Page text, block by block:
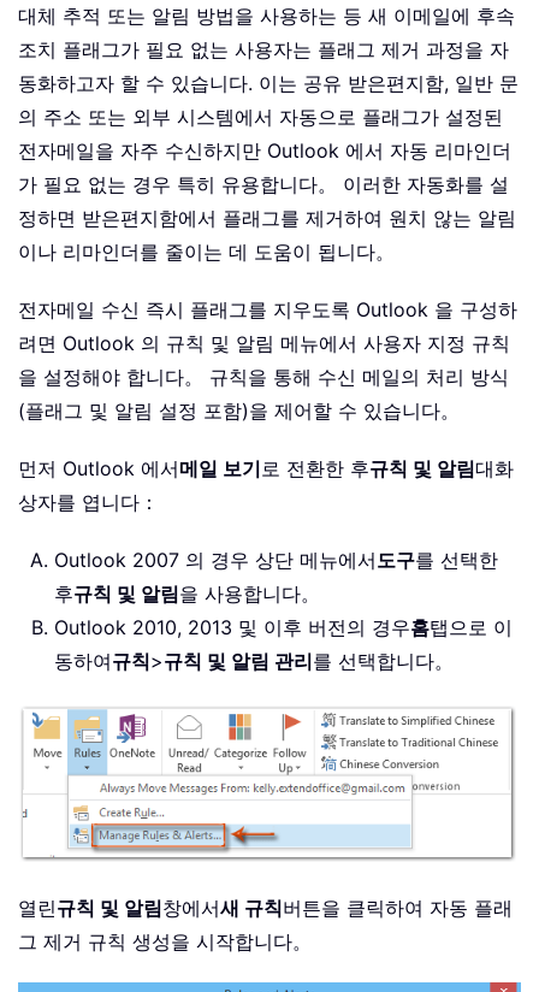
대체 추적 또는 알림 방법을 사용하는 등 새 이메일에 후속
조치 플래그가 필요 없는 사용자는 플래그 제거 과정을 자
동화하고자 할 수 있습니다. 이는 공유 받은편지함, 일반 문
의 주소 또는 외부 시스템에서 자동으로 플래그가 설정된
전자메일을 자주 수신하지만 Outlook 에서 자동 리마인더
가 필요 없는 경우 특히 유용합니다。 이러한 자동화를 설
정하면 받은편지함에서 플래그를 제거하여 원치 않는 알림
이나 리마인더를 줄이는 데 도움이 됩니다。
전자메일 수신 즉시 플래그를 지우도록 Outlook 을 구성하
려면 Outlook 의 규칙 및 알림 메뉴에서 사용자 지정 규칙
을 설정해야 합니다。 규칙을 통해 수신 메일의 처리 방식
(플래그 및 알림 설정 포함)을 제어할 수 있습니다。
먼저 Outlook 에서메일 보기로 전환한 후규칙 및 알림대화
상자를 엽니다：
Outlook 2007 의 경우 상단 메뉴에서도구를 선택한
후규칙 및 알림을 사용합니다。
Outlook 2010, 2013 및 이후 버전의 경우홈탭으로 이
동하여규칙>규칙 및 알림 관리를 선택합니다。
열린규칙 및 알림창에서새 규칙버튼을 클릭하여 자동 플래
그 제거 규칙 생성을 시작합니다。